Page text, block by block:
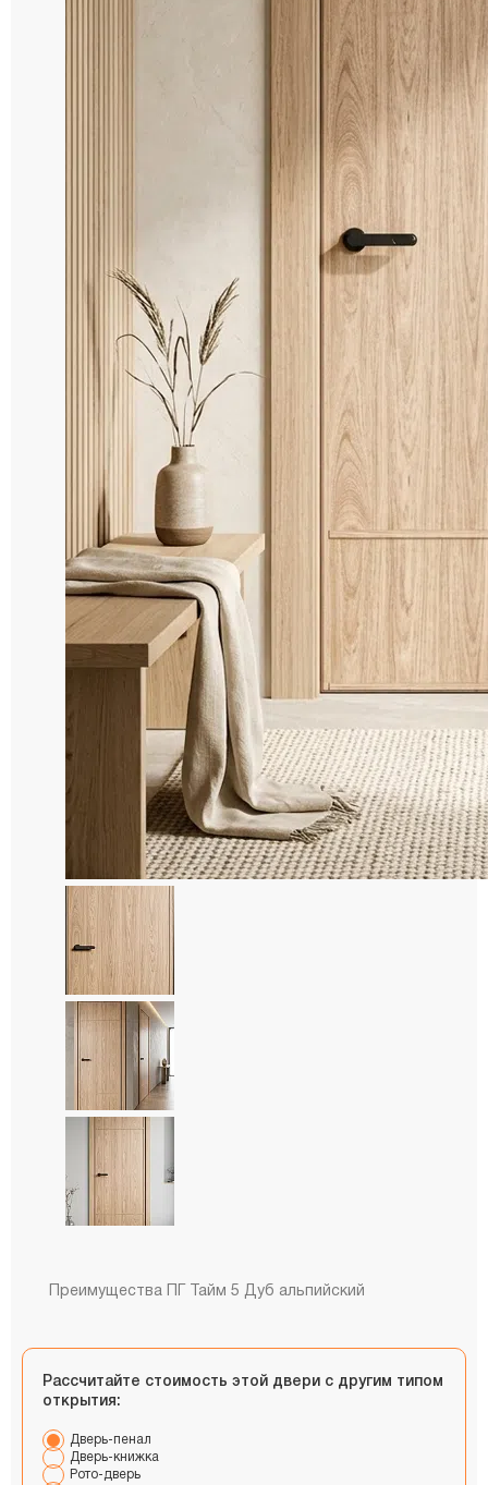
Преимущества ПГ Тайм 5 Дуб альпийский
Рассчитайте стоимость этой двери с другим типом
открытия:
Дверь-пенал
Дверь-книжка
Рото-дверь